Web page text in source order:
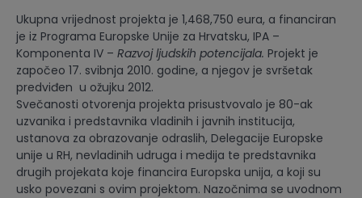
Ukupna vrijednost projekta je 1,468,750 eura, a financiran
je iz Programa Europske Unije za Hrvatsku, IPA –
Komponenta IV – Razvoj ljudskih potencijala. Projekt je
započeo 17. svibnja 2010. godine, a njegov je svršetak
predviđen u ožujku 2012.
Svečanosti otvorenja projekta prisustvovalo je 80-ak
uzvanika i predstavnika vladinih i javnih institucija,
ustanova za obrazovanje odraslih, Delegacije Europske
unije u RH, nevladinih udruga i medija te predstavnika
drugih projekata koje financira Europska unija, a koji su
usko povezani s ovim projektom. Nazočnima se uvodnom